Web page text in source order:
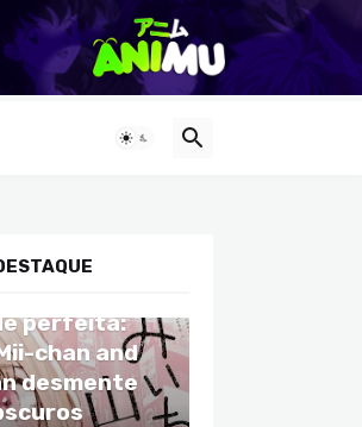
perfeita:
chan and
desmente